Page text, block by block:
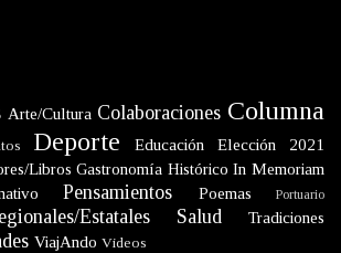
Arte/Cultura Colaboraciones Columna
Deporte Educación Elección 2021
Libros Gastronomía Histórico In Memoriam
Pensamientos Poemas Portuario
Estatales Salud Tradiciones
ViajAndo Videos